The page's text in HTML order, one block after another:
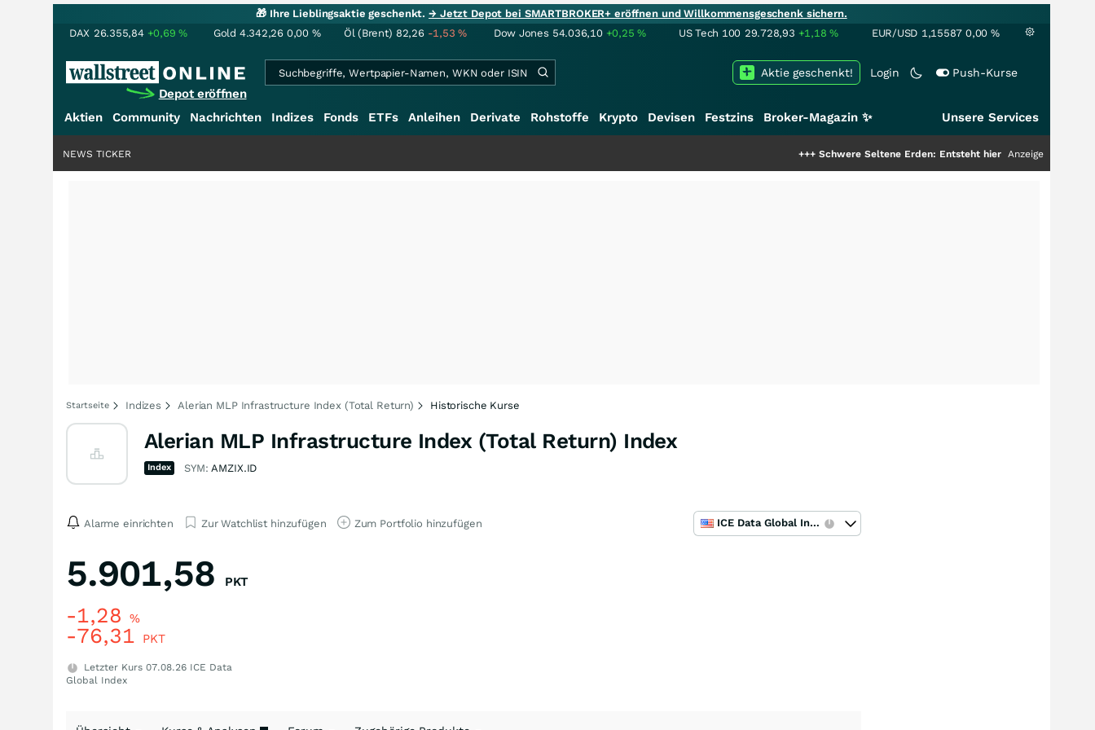
🎁 Ihre Lieblingsaktie geschenkt.→ Jetzt Depot bei SMARTBROKER+ eröffnen und Willkommensgeschenk sichern.
DAX 26.355,84 +0,69% Gold 4.342,26 0,00 % Öl (Brent) 82,26 -1,53% Dow Jones 54.036,10 +0,25% US Tech 100 29.728,93 +1,18% EUR/USD 1,15587 0,00 %
Depot eröffnen
Login Push-Kurse
Aktie geschenkt!
Aktien Community Nachrichten Indizes Fonds ETFs Anleihen Derivate Rohstoffe Krypto Devisen Festzins Broker-Magazin ✨ Unsere Services
Schwere Seltene Erden: Entsteht hier die nächste Milliardenstory?
Anzeige
NEWS TICKER
Startseite Indizes Alerian MLP Infrastructure Index (Total Return) Historische Kurse
Alerian MLP Infrastructure Index (Total Return) Index
Index SYM:AMZIX.ID
Alarme einrichten Zur Watchlist hinzufügen Zum Portfolio hinzufügen ICE Data Global Index
5.901,58 PKT
-1,28 %
-76,31 PKT
Letzter Kurs 07.08.26 ICE Data
Global Index